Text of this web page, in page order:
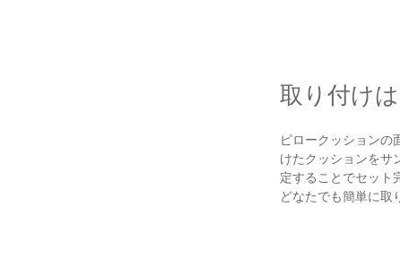
取り付け
ピロークッションの
けたクッションをサ
定することでセット
どなたでも簡単に取